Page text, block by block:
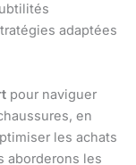
adaptées
pour naviguer
en
les achats
aborderons les